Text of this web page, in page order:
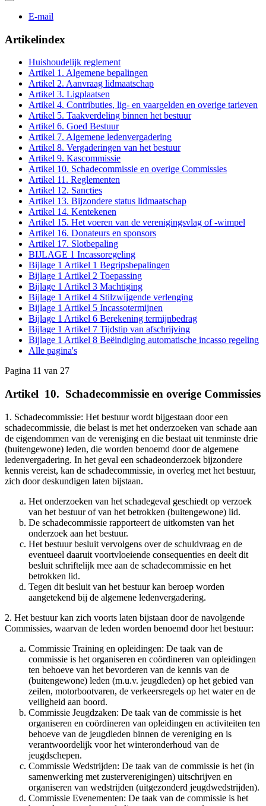
E-mail
Artikelindex
Huishoudelijk reglement
Artikel 1. Algemene bepalingen
Artikel 2. Aanvraag lidmaatschap
Artikel 3. Ligplaatsen
Artikel 4. Contributies, lig- en vaargelden en overige tarieven
Artikel 5. Taakverdeling binnen het bestuur
Artikel 6. Goed Bestuur
Artikel 7. Algemene ledenvergadering
Artikel 8. Vergaderingen van het bestuur
Artikel 9. Kascommissie
Artikel 10. Schadecommissie en overige Commissies
Artikel 11. Reglementen
Artikel 12. Sancties
Artikel 13. Bijzondere status lidmaatschap
Artikel 14. Kentekenen
Artikel 15. Het voeren van de verenigingsvlag of -wimpel
Artikel 16. Donateurs en sponsors
Artikel 17. Slotbepaling
BIJLAGE 1 Incassoregeling
Bijlage 1 Artikel 1 Begripsbepalingen
Bijlage 1 Artikel 2 Toepassing
Bijlage 1 Artikel 3 Machtiging
Bijlage 1 Artikel 4 Stilzwijgende verlenging
Bijlage 1 Artikel 5 Incassotermijnen
Bijlage 1 Artikel 6 Berekening termijnbedrag
Bijlage 1 Artikel 7 Tijdstip van afschrijving
Bijlage 1 Artikel 8 Beëindiging automatische incasso regeling
Alle pagina's
Pagina 11 van 27
Artikel 10. Schadecommissie en overige Commissies
1. Schadecommissie: Het bestuur wordt bijgestaan door een
schadecommissie, die belast is met het onderzoeken van schade aan
de eigendommen van de vereniging en die bestaat uit tenminste drie
(buitengewone) leden, die worden benoemd door de algemene
ledenvergadering. In het geval een schadeonderzoek bijzondere
kennis vereist, kan de schadecommissie, in overleg met het bestuur,
zich door deskundigen laten bijstaan.
Het onderzoeken van het schadegeval geschiedt op verzoek
van het bestuur of van het betrokken (buitengewone) lid.
De schadecommissie rapporteert de uitkomsten van het
onderzoek aan het bestuur.
Het bestuur besluit vervolgens over de schuldvraag en de
eventueel daaruit voortvloeiende consequenties en deelt dit
besluit schriftelijk mee aan de schadecommissie en het
betrokken lid.
Tegen dit besluit van het bestuur kan beroep worden
aangetekend bij de algemene ledenvergadering.
2. Het bestuur kan zich voorts laten bijstaan door de navolgende
Commissies, waarvan de leden worden benoemd door het bestuur:
Commissie Training en opleidingen: De taak van de
commissie is het organiseren en coördineren van opleidingen
ten behoeve van het bevorderen van de kennis van de
(buitengewone) leden (m.u.v. jeugdleden) op het gebied van
zeilen, motorbootvaren, de verkeersregels op het water en de
veiligheid aan boord.
Commissie Jeugdzaken: De taak van de commissie is het
organiseren en coördineren van opleidingen en activiteiten ten
behoeve van de jeugdleden binnen de vereniging en is
verantwoordelijk voor het winteronderhoud van de
jeugdschepen.
Commissie Wedstrijden: De taak van de commissie is het (in
samenwerking met zusterverenigingen) uitschrijven en
organiseren van wedstrijden (uitgezonderd jeugdwedstrijden).
Commissie Evenementen: De taak van de commissie is het